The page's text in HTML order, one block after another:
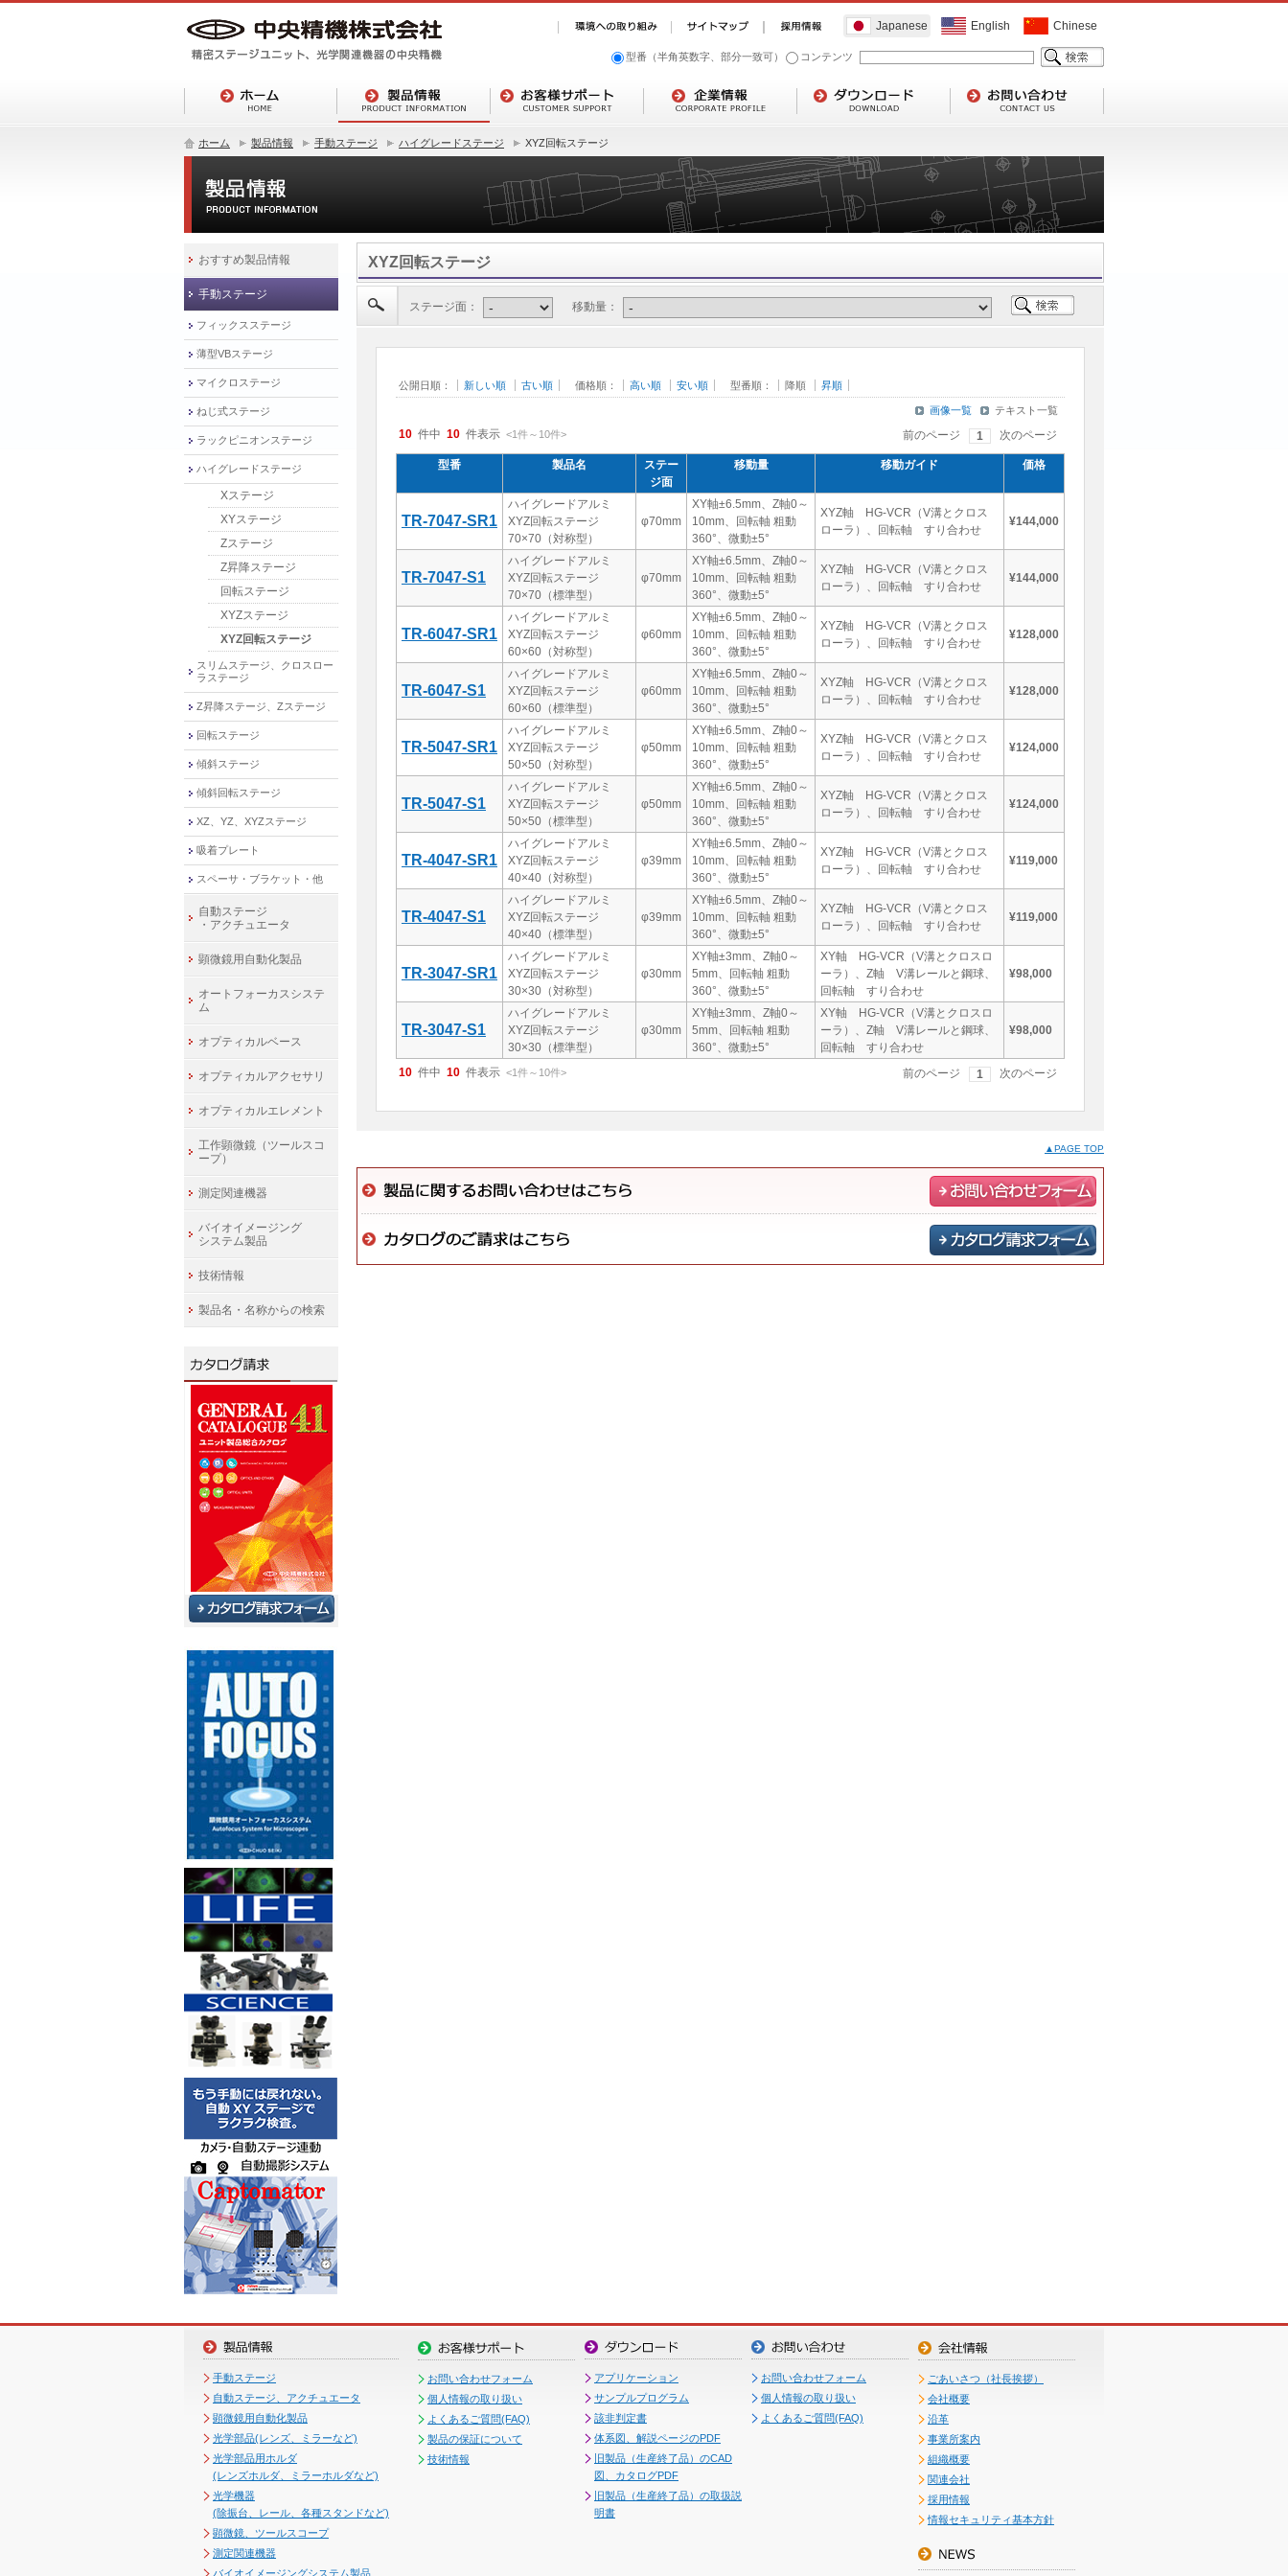
Japanese English Chinese
型番（半角英数字、部分一致可） コンテンツ
ホーム 製品情報 手動ステージ ハイグレードステージ XYZ回転ステージ
XYZ回転ステージ
ステージ面： 移動量：
公開日順： 新しい順 古い順 価格順： 高い順 安い順 型番順： 降順 昇順
画像一覧 テキスト一覧
10 件中 10 件表示 <1件～ 10件> 前のページ 1 次のページ
型番 製品名
ステー
ジ面
移動量 移動ガイド 価格
TR-7047-SR1
ハイグレードアルミ
XYZ回転ステージ
70×70（対称型）
φ70mm
XY軸±6.5mm、Z軸0～
10mm、回転軸 粗動
360°、微動±5°
XYZ軸 HG-VCR（V溝とクロス
ローラ）、回転軸 すり合わせ
¥144,000
TR-7047-S1
ハイグレードアルミ
XYZ回転ステージ
70×70（標準型）
φ70mm
XY軸±6.5mm、Z軸0～
10mm、回転軸 粗動
360°、微動±5°
XYZ軸 HG-VCR（V溝とクロス
ローラ）、回転軸 すり合わせ
¥144,000
TR-6047-SR1
ハイグレードアルミ
XYZ回転ステージ
60×60（対称型）
φ60mm
XY軸±6.5mm、Z軸0～
10mm、回転軸 粗動
360°、微動±5°
XYZ軸 HG-VCR（V溝とクロス
ローラ）、回転軸 すり合わせ
¥128,000
TR-6047-S1
ハイグレードアルミ
XYZ回転ステージ
60×60（標準型）
φ60mm
XY軸±6.5mm、Z軸0～
10mm、回転軸 粗動
360°、微動±5°
XYZ軸 HG-VCR（V溝とクロス
ローラ）、回転軸 すり合わせ
¥128,000
TR-5047-SR1
ハイグレードアルミ
XYZ回転ステージ
50×50（対称型）
φ50mm
XY軸±6.5mm、Z軸0～
10mm、回転軸 粗動
360°、微動±5°
XYZ軸 HG-VCR（V溝とクロス
ローラ）、回転軸 すり合わせ
¥124,000
TR-5047-S1
ハイグレードアルミ
XYZ回転ステージ
50×50（標準型）
φ50mm
XY軸±6.5mm、Z軸0～
10mm、回転軸 粗動
360°、微動±5°
XYZ軸 HG-VCR（V溝とクロス
ローラ）、回転軸 すり合わせ
¥124,000
TR-4047-SR1
ハイグレードアルミ
XYZ回転ステージ
40×40（対称型）
φ39mm
XY軸±6.5mm、Z軸0～
10mm、回転軸 粗動
360°、微動±5°
XYZ軸 HG-VCR（V溝とクロス
ローラ）、回転軸 すり合わせ
¥119,000
TR-4047-S1
ハイグレードアルミ
XYZ回転ステージ
40×40（標準型）
φ39mm
XY軸±6.5mm、Z軸0～
10mm、回転軸 粗動
360°、微動±5°
XYZ軸 HG-VCR（V溝とクロス
ローラ）、回転軸 すり合わせ
¥119,000
TR-3047-SR1
ハイグレードアルミ
XYZ回転ステージ
30×30（対称型）
φ30mm
XY軸±3mm、Z軸0～
5mm、回転軸 粗動
360°、微動±5°
XY軸 HG-VCR（V溝とクロスロ
ーラ）、Z軸 V溝レールと鋼球、
回転軸 すり合わせ
¥98,000
TR-3047-S1
ハイグレードアルミ
XYZ回転ステージ
30×30（標準型）
φ30mm
XY軸±3mm、Z軸0～
5mm、回転軸 粗動
360°、微動±5°
XY軸 HG-VCR（V溝とクロスロ
ーラ）、Z軸 V溝レールと鋼球、
回転軸 すり合わせ
¥98,000
10 件中 10 件表示 <1件～ 10件> 前のページ 1 次のページ
▲PAGE TOP
おすすめ製品情報
手動ステージ
フィックスステージ
薄型VBステージ
マイクロステージ
ねじ式ステージ
ラックピニオンステージ
ハイグレードステージ
Xステージ
XYステージ
Zステージ
Z昇降ステージ
回転ステージ
XYZステージ
XYZ回転ステージ
スリムステージ、クロスロー
ラステージ
Z昇降ステージ、Zステージ
回転ステージ
傾斜ステージ
傾斜回転ステージ
XZ、YZ、XYZステージ
吸着プレート
スペーサ・ブラケット・他
自動ステージ
・アクチュエータ
顕微鏡用自動化製品
オートフォーカスシステ
ム
オプティカルベース
オプティカルアクセサリ
オプティカルエレメント
工作顕微鏡（ツールスコ
ープ）
測定関連機器
バイオイメージング
システム製品
技術情報
製品名・名称からの検索
手動ステージ
自動ステージ、アクチュエータ
顕微鏡用自動化製品
光学部品(レンズ、ミラーなど)
光学部品用ホルダ
(レンズホルダ、ミラーホルダなど)
光学機器
(除振台、レール、各種スタンドなど)
顕微鏡、ツールスコープ
測定関連機器
バイオイメージングシステム製品
お問い合わせフォーム
個人情報の取り扱い
よくあるご質問(FAQ)
製品の保証について
技術情報
アプリケーション
サンプルプログラム
該非判定書
体系図、解説ページのPDF
旧製品（生産終了品）のCAD
図、カタログPDF
旧製品（生産終了品）の取扱説
明書
お問い合わせフォーム
個人情報の取り扱い
よくあるご質問(FAQ)
ごあいさつ（社長挨拶）
会社概要
沿革
事業所案内
組織概要
関連会社
採用情報
情報セキュリティ基本方針